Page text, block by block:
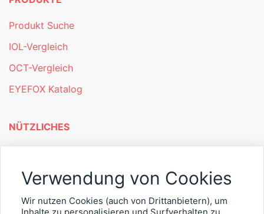
Produkt Suche
IOL-Vergleich
OCT-Vergleich
EYEFOX Katalog
NÜTZLICHES
Newsletter
Personalgewinnung mit EYEFOX
Verwendung von Cookies
Wir nutzen Cookies (auch von Drittanbietern), um